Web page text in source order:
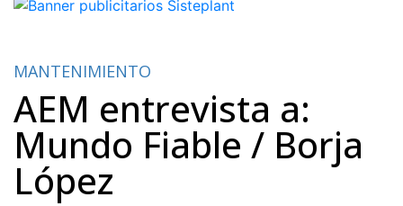
MANTENIMIENTO
AEM entrevista a:
Mundo Fiable / Borja
López